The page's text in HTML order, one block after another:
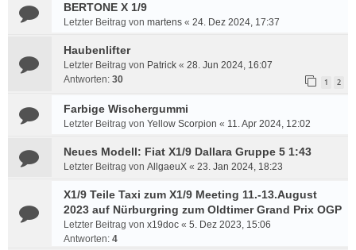
BERTONE X 1/9
Letzter Beitrag von martens « 24. Dez 2024, 17:37
Haubenlifter
Letzter Beitrag von Patrick « 28. Jun 2024, 16:07
Antworten: 30 1 2
Farbige Wischergummi
Letzter Beitrag von Yellow Scorpion « 11. Apr 2024, 12:02
Neues Modell: Fiat X1/9 Dallara Gruppe 5 1:43
Letzter Beitrag von AllgaeuX « 23. Jan 2024, 18:23
X1/9 Teile Taxi zum X1/9 Meeting 11.-13.August
2023 auf Nürburgring zum Oldtimer Grand Prix OGP
Letzter Beitrag von x19doc « 5. Dez 2023, 15:06
Antworten: 4